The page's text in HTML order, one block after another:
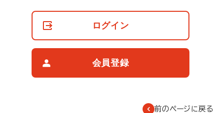
ログイン
会員登録
前のページに戻る